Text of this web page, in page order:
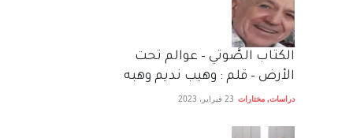
الكتاب الصَّوتي – عوالم تحت
الأرض – قلم : وهيب نديم وهبه
دراسات, مختارات 23 فبراير، 2023